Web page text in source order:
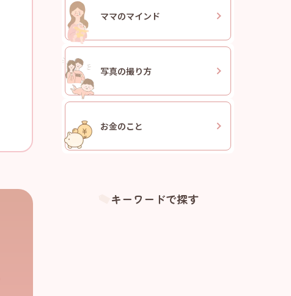
ママのマインド
写真の撮り方
お金のこと
キーワードで探す